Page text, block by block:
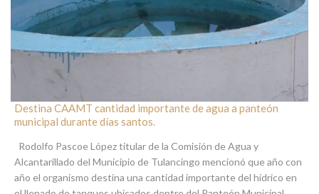
Destina CAAMT cantidad importante de agua a panteón
municipal durante días santos.
Rodolfo Pascoe López titular de la Comisión de Agua y
Alcantarillado del Municipio de Tulancingo mencionó que año con
año el organismo destina una cantidad importante del hídrico en